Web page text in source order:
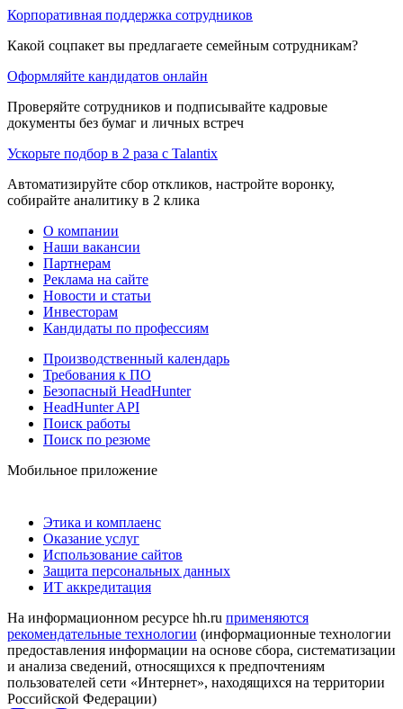
Корпоративная поддержка сотрудников
Какой соцпакет вы предлагаете семейным сотрудникам?
Оформляйте кандидатов онлайн
Проверяйте сотрудников и подписывайте кадровые
документы без бумаг и личных встреч
Ускорьте подбор в 2 раза с Talantix
Автоматизируйте сбор откликов, настройте воронку,
собирайте аналитику в 2 клика
О компании
Наши вакансии
Партнерам
Реклама на сайте
Новости и статьи
Инвесторам
Кандидаты по профессиям
Производственный календарь
Требования к ПО
Безопасный HeadHunter
HeadHunter API
Поиск работы
Поиск по резюме
Мобильное приложение
Этика и комплаенс
Оказание услуг
Использование сайтов
Защита персональных данных
ИТ аккредитация
На информационном ресурсе hh.ru применяются
рекомендательные технологии (информационные технологии
предоставления информации на основе сбора, систематизации
и анализа сведений, относящихся к предпочтениям
пользователей сети «Интернет», находящихся на территории
Российской Федерации)